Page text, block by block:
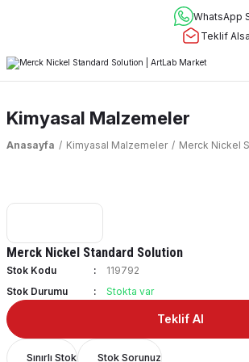
WhatsApp
Teklif Al
Kimyasal Malzemeler
Anasayfa Kimyasal Malzemeler Merck Nickel
Merck Nickel Standard Solution
Stok Kodu
119792
Stok Durumu
Stokta var
Teklif Al
Sınırlı Stok Stok Sorunuz